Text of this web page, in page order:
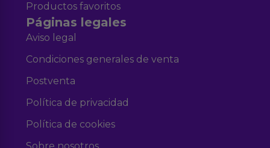
Productos favoritos
Páginas legales
Aviso legal
Condiciones generales de venta
Postventa
Política de privacidad
Política de cookies